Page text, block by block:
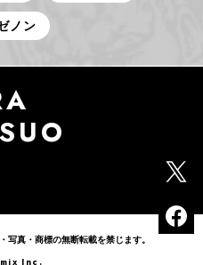
ノン
写真・商標の無断転載を禁じます。
Inc.